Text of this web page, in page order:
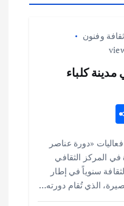
ثقافة وفنون
كلباء
h
ar
e
«دورة عناصر
المركز الثقافي
سنوياً في إطار
الذي تُقام دورته…